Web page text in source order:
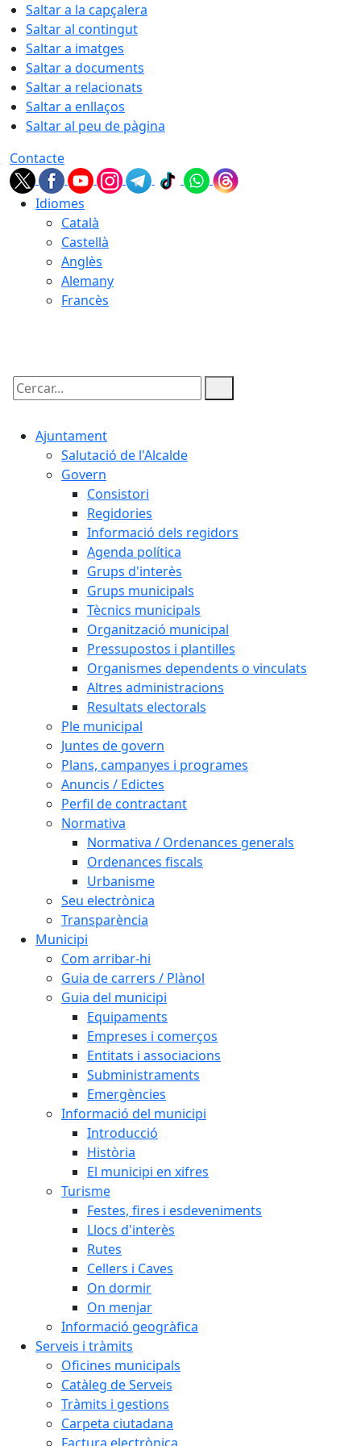
Saltar a la capçalera
Saltar al contingut
Saltar a imatges
Saltar a documents
Saltar a relacionats
Saltar a enllaços
Saltar al peu de pàgina
Contacte
Idiomes
Català
Castellà
Anglès
Alemany
Francès
Cercar:
Ajuntament
Salutació de l'Alcalde
Govern
Consistori
Regidories
Informació dels regidors
Agenda política
Grups d'interès
Grups municipals
Tècnics municipals
Organització municipal
Pressupostos i plantilles
Organismes dependents o vinculats
Altres administracions
Resultats electorals
Ple municipal
Juntes de govern
Plans, campanyes i programes
Anuncis / Edictes
Perfil de contractant
Normativa
Normativa / Ordenances generals
Ordenances fiscals
Urbanisme
Seu electrònica
Transparència
Municipi
Com arribar-hi
Guia de carrers / Plànol
Guia del municipi
Equipaments
Empreses i comerços
Entitats i associacions
Subministraments
Emergències
Informació del municipi
Introducció
Història
El municipi en xifres
Turisme
Festes, fires i esdeveniments
Llocs d'interès
Rutes
Cellers i Caves
On dormir
On menjar
Informació geogràfica
Serveis i tràmits
Oficines municipals
Catàleg de Serveis
Tràmits i gestions
Carpeta ciutadana